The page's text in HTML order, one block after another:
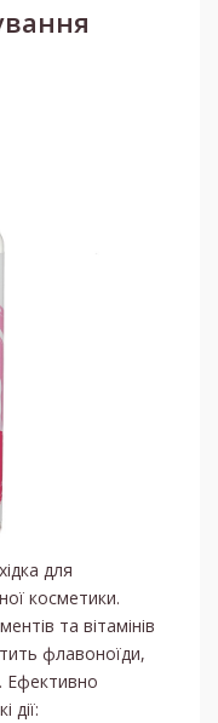
для
косметики.
та вітамінів
флавоноїди,
Ефективно
дії: